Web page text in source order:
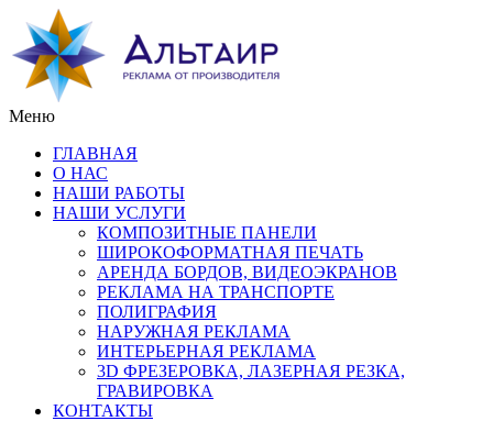
Меню
ГЛАВНАЯ
О НАС
НАШИ РАБОТЫ
НАШИ УСЛУГИ
КОМПОЗИТНЫЕ ПАНЕЛИ
ШИРОКОФОРМАТНАЯ ПЕЧАТЬ
АРЕНДА БОРДОВ, ВИДЕОЭКРАНОВ
РЕКЛАМА НА ТРАНСПОРТЕ
ПОЛИГРАФИЯ
НАРУЖНАЯ РЕКЛАМА
ИНТЕРЬЕРНАЯ РЕКЛАМА
3D ФРЕЗЕРОВКА, ЛАЗЕРНАЯ РЕЗКА,
ГРАВИРОВКА
КОНТАКТЫ